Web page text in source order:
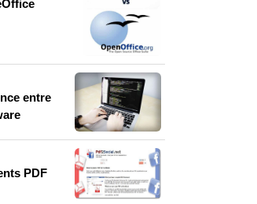
entre
PDF